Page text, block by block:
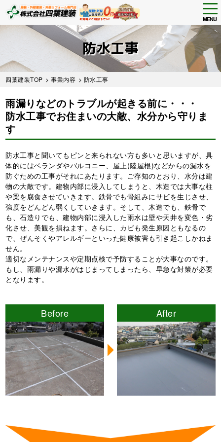
Skip
content
MENU
防水工事
四葉建装TOP >事業内容 > 防水工事
雨漏りなどのトラブルが起きる前に・・・
防水工事でお住まいの大敵、水分から守りま
す
防水工事と聞いてもピンと来られない方も多いと思いますが、具
体的にはベランダやバルコニー、屋上(陸屋根)などからの漏水を
防ぐための工事がそれにあたります。ご存知のとおり、水分は建
物の大敵です。建物内部に浸入してしまうと、木造では大事な柱
や梁を腐食させていきます。鉄骨でも骨組みにサビを生じさせ、
強度をどんどん弱くしていきます。そして、木造でも、鉄骨で
も、石造りでも、建物内部に浸入した雨水は壁や天井を変色・劣
化させ、美観を損ねます。さらに、カビも発生原因ともなるの
で、ぜんそくやアレルギーといった健康被害も引き起こしかねま
せん。
適切なメンテナンスや定期点検で予防することが大事なのです。
もし、雨漏りや漏水がはじまってしまったら、早急な対策が必要
となります。
Before After